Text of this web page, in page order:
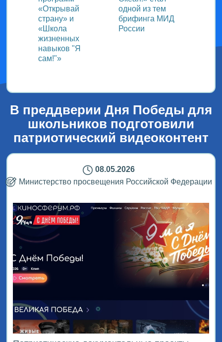
«Открывай
страну» и
«Школа
жизненных
навыков "Я
сам!"»
одной из тем
брифинга МИД
России
мир
В преддверии Дня Победы для
школьников подготовили
патриотический видеоконтент
08.05.2026
Министерство просвещения Российской Федерации